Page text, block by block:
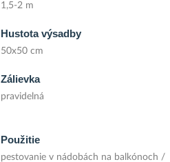
1,5-2 m
Hustota výsadby
50x50 cm
Zálievka
pravidelná
Použitie
pestovanie v nádobách na balkónoch /